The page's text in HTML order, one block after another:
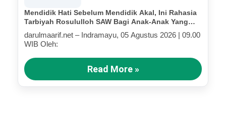
Mendidik Hati Sebelum Mendidik Akal, Ini Rahasia
Tarbiyah Rosululloh SAW Bagi Anak-Anak Yang
Terluka (Bagian III)
darulmaarif.net – Indramayu, 05 Agustus 2026 | 09.00
WIB Oleh:
Read More »